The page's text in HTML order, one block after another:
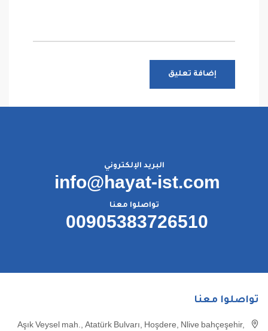
البريد الإلكتروني
info@hayat-ist.com
تواصلوا معنا
00905383726510
تواصلوا معنا
Aşık Veysel mah., Atatürk Bulvarı, Hoşdere, Nlive bahçeşehir,